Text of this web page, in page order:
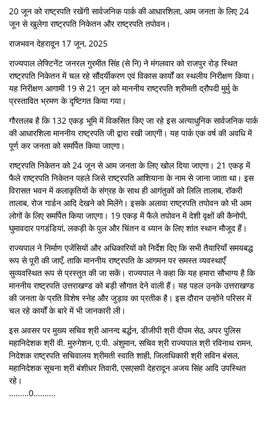
20 जून को राष्ट्रपति रखेंगी सार्वजनिक पार्क की आधारशिला, आम जनता के लिए 24
जून से खुलेगा राष्ट्रपति निकेतन और राष्ट्रपति तपोवन।
राजभवन देहरादून 17 जून, 2025
राज्यपाल लेफ्टिनेंट जनरल गुरमीत सिंह (से नि) ने मंगलवार को राजपुर रोड़ स्थित
राष्ट्रपति निकेतन में चल रहे सौंदर्यीकरण एवं विकास कार्यों का स्थलीय निरीक्षण किया।
यह निरीक्षण आगामी 19 से 21 जून को माननीय राष्ट्रपति श्रीमती द्रौपदी मुर्मु के
प्रस्तावित भ्रमण के दृष्टिगत किया गया।
गौरतलब है कि 132 एकड़ भूमि में विकसित किए जा रहे इस अत्याधुनिक सार्वजनिक पार्क
की आधारशिला माननीय राष्ट्रपति जी द्वारा रखी जाएगी। यह पार्क एक वर्ष की अवधि में
पूर्ण कर जनता को समर्पित किया जाएगा।
राष्ट्रपति निकेतन को 24 जून से आम जनता के लिए खोल दिया जाएगा। 21 एकड़ में
फैले राष्ट्रपति निकेतन पहले जिसे राष्ट्रपति आशियाना के नाम से जाना जाता था। इस
विरासत भवन में कलाकृतियों के संग्रह के साथ ही आगंतुकों को लिलि तालाब, रॉकरी
तालाब, रोज गार्डन आदि देखने को मिलेंगे। इसके अलावा राष्ट्रपति तपोवन को भी आम
लोगों के लिए समर्पित किया जाएगा। 19 एकड़ में फैले तपोवन में देशी वृक्षों की कैनोपी,
घुमावदार पगडंडियां, लकड़ी के पुल और चिंतन व ध्यान के लिए शांत स्थान मौजूद हैं।
राज्यपाल ने निर्माण एजेंसियों और अधिकारियों को निर्देश दिए कि सभी तैयारियाँ समयबद्ध
रूप से पूरी की जाएँ, ताकि माननीय राष्ट्रपति के आगमन पर समस्त व्यवस्थाएँ
सुव्यवस्थित रूप से प्रस्तुत की जा सकें। राज्यपाल ने कहा कि यह हमारा सौभाग्य है कि
माननीय राष्ट्रपति उत्तराखण्ड को बड़ी सौगात देने वाली हैं। यह पहल उनके उत्तराखण्ड
की जनता के प्रति विशेष स्नेह और जुड़ाव का प्रतीक है। इस दौरान उन्होंने परिसर में
चल रहे कार्यों के बारे में भी जानकारी ली।
इस अवसर पर मुख्य सचिव श्री आनन्द बर्द्धन, डीजीपी श्री दीपम सेठ, अपर पुलिस
महानिदेशक श्री वी. मुरुगेशन, ए.पी. अंशुमान, सचिव श्री राज्यपाल श्री रविनाथ रामन,
निदेशक राष्ट्रपति सचिवालय श्रीमती स्वाति शाही, जिलाधिकारी श्री सविन बंसल,
महानिदेशक सूचना श्री बंशीधर तिवारी, एसएसपी देहरादून अजय सिंह आदि उपस्थित
रहे।
………0……….